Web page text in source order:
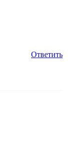
Ответить